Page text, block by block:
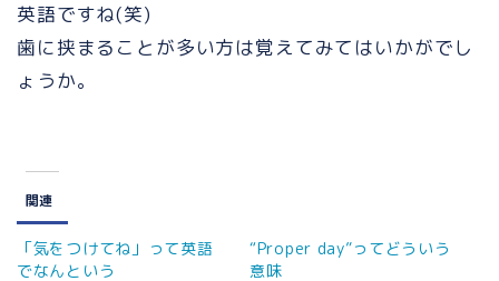
英語ですね(笑)
歯に挟まることが多い方は覚えてみてはいかがでし
ょうか。
関連
「気をつけてね」って英語
でなんという
“Proper day”ってどういう
意味